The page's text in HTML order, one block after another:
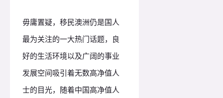
毋庸置疑，移民澳洲仍是国人
最为关注的一大热门话题，良
好的生活环境以及广阔的事业
发展空间吸引着无数高净值人
士的目光，随着中国高净值人